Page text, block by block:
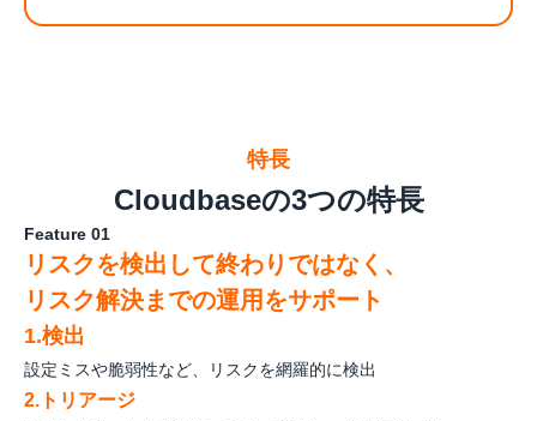
特長
Cloudbaseの3つの特長
Feature 01
リスクを検出して終わりではなく、
リスク解決までの運用をサポート
1.検出
設定ミスや脆弱性など、リスクを網羅的に検出
2.トリアージ